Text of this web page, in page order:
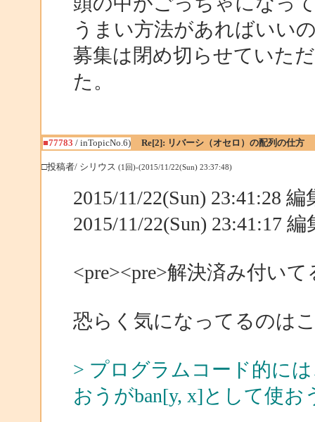
うまい方法があればいい
募集は閉め切らせていた
た。
■77783 / inTopicNo.6) Re[2]: リバーシ（オセロ）の配列の仕方
□投稿者/ シリウス (1回)-(2015/11/22(Sun) 23:37:48)
2015/11/22(Sun) 23:41:28
2015/11/22(Sun) 23:41:17
<pre><pre>解決済み付い
恐らく気になってるのは
> プログラムコード的に
おうがban[y, x]として使